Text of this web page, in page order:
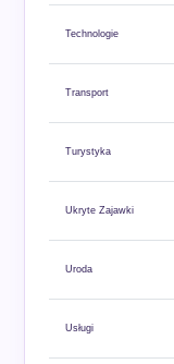
Technologie
Transport
Turystyka
Ukryte Zajawki
Uroda
Usługi